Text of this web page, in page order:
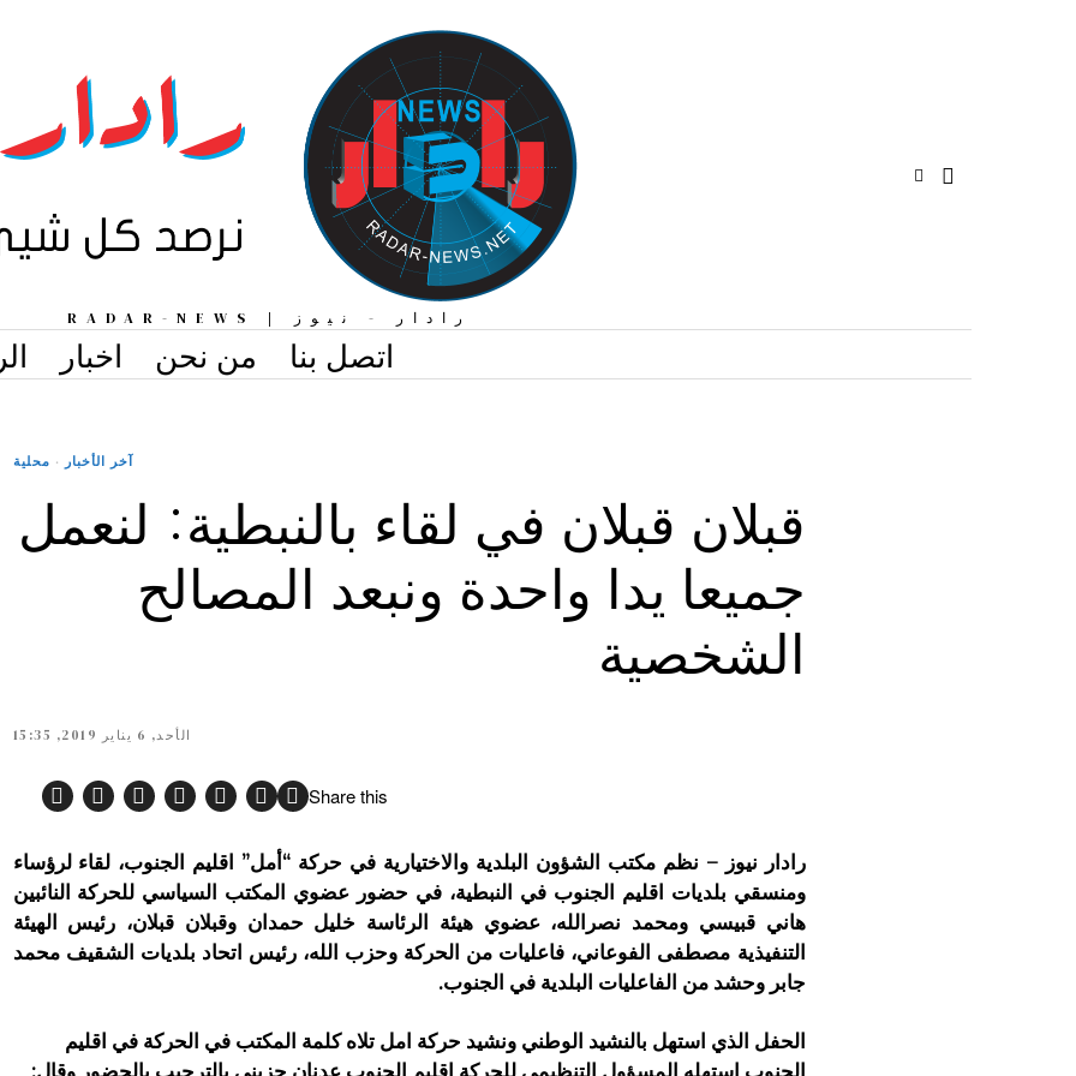
رادار - نيوز | RADAR-NEWS
اخبار من نحن اتصل بنا
آخر الأخبار · محلية
قبلان قبلان في لقاء بالنبطية: لنعمل
جميعا يدا واحدة ونبعد المصالح
الشخصية
الأحد, 6 يناير 2019, 15:35
Share this
رادار نيوز – نظم مكتب الشؤون البلدية والاختيارية في حركة “أمل” اقليم الجنوب، لقاء لرؤساء
ومنسقي بلديات اقليم الجنوب في النبطية، في حضور عضوي المكتب السياسي للحركة النائبين
هاني قبيسي ومحمد نصرالله، عضوي هيئة الرئاسة خليل حمدان وقبلان قبلان، رئيس الهيئة
التنفيذية مصطفى الفوعاني، فاعليات من الحركة وحزب الله، رئيس اتحاد بلديات الشقيف محمد
جابر وحشد من الفاعليات البلدية في الجنوب.
الحفل الذي استهل بالنشيد الوطني ونشيد حركة امل تلاه كلمة المكتب في الحركة في اقليم